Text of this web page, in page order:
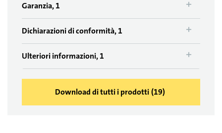
Garanzia, 1
Dichiarazioni di conformità, 1
Ulteriori informazioni, 1
Download di tutti i prodotti(19)